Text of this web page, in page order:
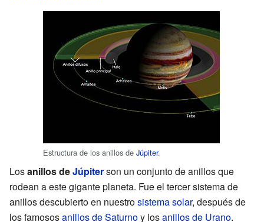
Estructura de los anillos de Júpiter.
Losanillos deJúpiterson un conjunto de anillos que
rodean a este gigante planeta. Fue el tercer sistema de
anillos descubierto en nuestrosistema solar, después de
los famososanillos de Saturnoy losanillos de Urano.